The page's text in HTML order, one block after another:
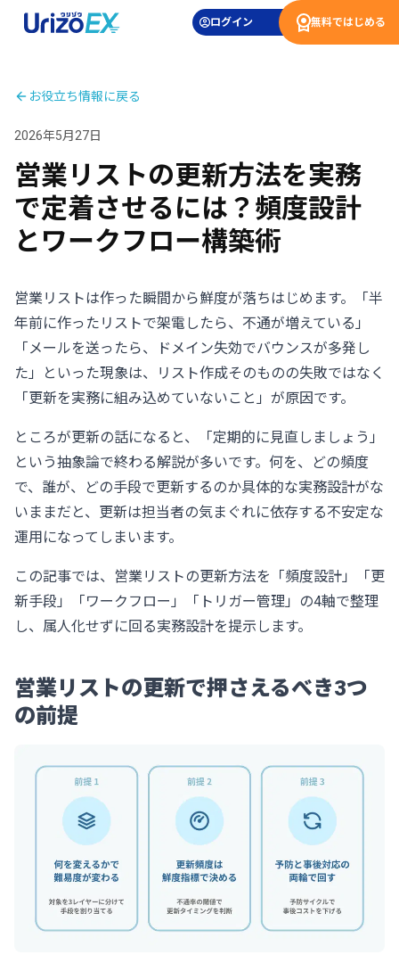
ログイン 無料ではじめる
お役立ち情報に戻る
2026年5月27日
営業リストの更新方法を実務
で定着させるには？頻度設計
とワークフロー構築術
営業リストは作った瞬間から鮮度が落ちはじめます。「半
年前に作ったリストで架電したら、不通が増えている」
「メールを送ったら、ドメイン失効でバウンスが多発し
た」といった現象は、リスト作成そのものの失敗ではなく
「更新を実務に組み込めていないこと」が原因です。
ところが更新の話になると、「定期的に見直しましょう」
という抽象論で終わる解説が多いです。何を、どの頻度
で、誰が、どの手段で更新するのか具体的な実務設計がな
いままだと、更新は担当者の気まぐれに依存する不安定な
運用になってしまいます。
この記事では、営業リストの更新方法を「頻度設計」「更
新手段」「ワークフロー」「トリガー管理」の4軸で整理
し、属人化せずに回る実務設計を提示します。
営業リストの更新で押さえるべき3つ
の前提